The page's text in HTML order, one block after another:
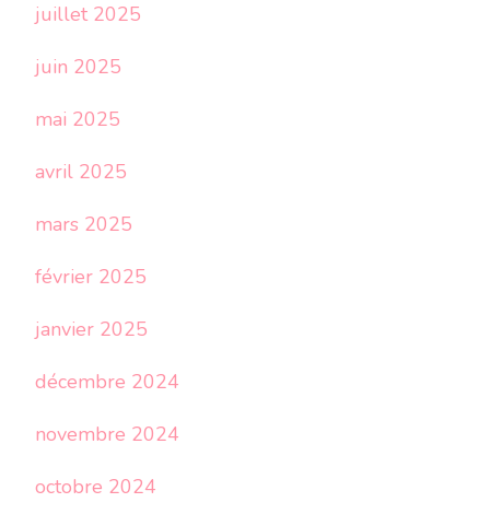
juillet 2025
juin 2025
mai 2025
avril 2025
mars 2025
février 2025
janvier 2025
décembre 2024
novembre 2024
octobre 2024